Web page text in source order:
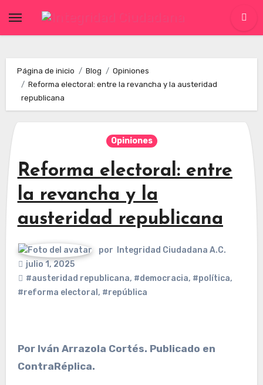
Página de inicio Blog
Opiniones
Reforma electoral: entre la revancha y la austeridad
republicana
Opiniones
Reforma electoral: entre
la revancha y la
austeridad republicana
por
Integridad Ciudadana A.C.
julio 1, 2025
#austeridad republicana, #democracia, #política,
#reforma electoral , #república
Por Iván Arrazola Cortés. Publicado en
ContraRéplica.